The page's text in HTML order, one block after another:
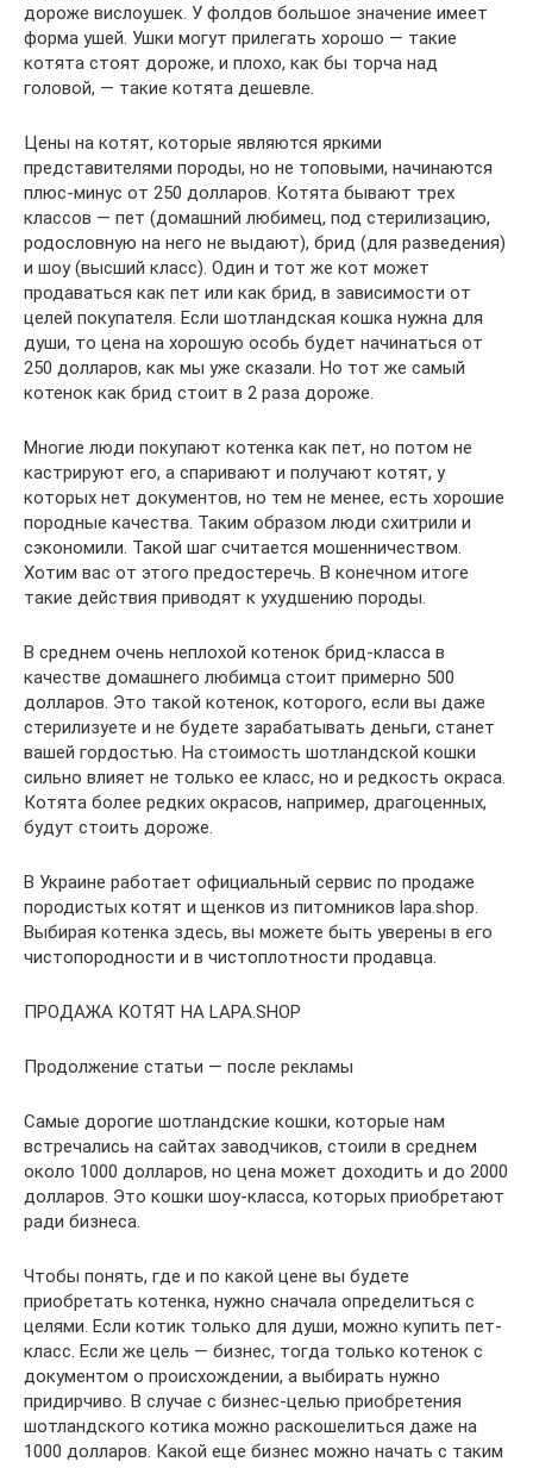
дороже вислоушек. У фолдов большое значение имеет
форма ушей. Ушки могут прилегать хорошо — такие
котята стоят дороже, и плохо, как бы торча над
головой, — такие котята дешевле.
Цены на котят, которые являются яркими
представителями породы, но не топовыми, начинаются
плюс-минус от 250 долларов. Котята бывают трех
классов — пет (домашний любимец, под стерилизацию,
родословную на него не выдают), брид (для разведения)
и шоу (высший класс). Один и тот же кот может
продаваться как пет или как брид, в зависимости от
целей покупателя. Если шотландская кошка нужна для
души, то цена на хорошую особь будет начинаться от
250 долларов, как мы уже сказали. Но тот же самый
котенок как брид стоит в 2 раза дороже.
Многие люди покупают котенка как пет, но потом не
кастрируют его, а спаривают и получают котят, у
которых нет документов, но тем не менее, есть хорошие
породные качества. Таким образом люди схитрили и
сэкономили. Такой шаг считается мошенничеством.
Хотим вас от этого предостеречь. В конечном итоге
такие действия приводят к ухудшению породы.
В среднем очень неплохой котенок брид-класса в
качестве домашнего любимца стоит примерно 500
долларов. Это такой котенок, которого, если вы даже
стерилизуете и не будете зарабатывать деньги, станет
вашей гордостью. На стоимость шотландской кошки
сильно влияет не только ее класс, но и редкость окраса.
Котята более редких окрасов, например, драгоценных,
будут стоить дороже.
В Украине работает официальный сервис по продаже
породистых котят и щенков из питомников lapa.shop.
Выбирая котенка здесь, вы можете быть уверены в его
чистопородности и в чистоплотности продавца.
ПРОДАЖА КОТЯТ НА LAPA.SHOP
Продолжение статьи — после рекламы
Самые дорогие шотландские кошки, которые нам
встречались на сайтах заводчиков, стоили в среднем
около 1000 долларов, но цена может доходить и до 2000
долларов. Это кошки шоу-класса, которых приобретают
ради бизнеса.
Чтобы понять, где и по какой цене вы будете
приобретать котенка, нужно сначала определиться с
целями. Если котик только для души, можно купить пет-
класс. Если же цель — бизнес, тогда только котенок с
документом о происхождении, а выбирать нужно
придирчиво. В случае с бизнес-целью приобретения
шотландского котика можно раскошелиться даже на
1000 долларов. Какой еще бизнес можно начать с таким